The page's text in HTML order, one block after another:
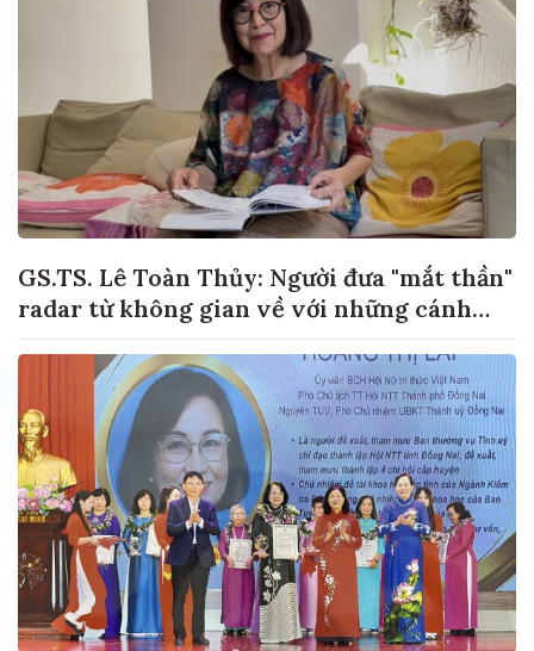
GS.TS. Lê Toàn Thủy: Người đưa "mắt thần"
radar từ không gian về với những cánh